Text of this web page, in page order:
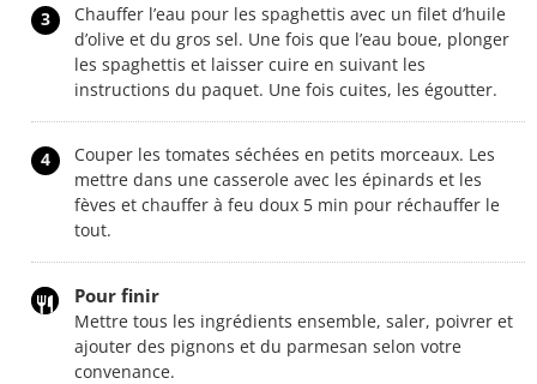
3
Chauffer l’eau pour les spaghettis avec un filet d’huile
d’olive et du gros sel. Une fois que l’eau boue, plonger
les spaghettis et laisser cuire en suivant les
instructions du paquet. Une fois cuites, les égoutter.
4
Couper les tomates séchées en petits morceaux. Les
mettre dans une casserole avec les épinards et les
fèves et chauffer à feu doux 5 min pour réchauffer le
tout.
Pour finir
Mettre tous les ingrédients ensemble, saler, poivrer et
ajouter des pignons et du parmesan selon votre
convenance.